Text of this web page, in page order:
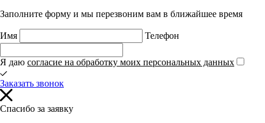
Заполните форму и мы перезвоним вам в ближайшее время
Имя Телефон
Я даю согласие на обработку моих персональных данных
Заказать звонок
Спасибо за заявку